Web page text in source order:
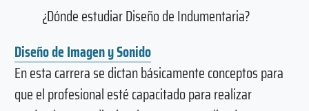
¿Dónde estudiar Diseño de Indumentaria?
Diseño de Imagen y Sonido
En esta carrera se dictan básicamente conceptos para
que el profesional esté capacitado para realizar